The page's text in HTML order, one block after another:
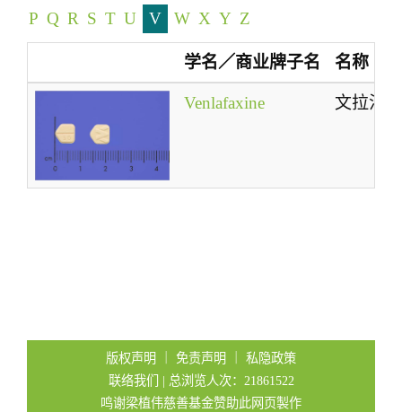
i
o
n
P Q R S T U V W X Y Z
学名／商业牌子名 名称
Venlafaxine 文拉法辛
版权声明 免责声明
私隐政策
联络我们
| 总浏览人次：21861522
鸣谢梁植伟慈善基金赞助此网页製作